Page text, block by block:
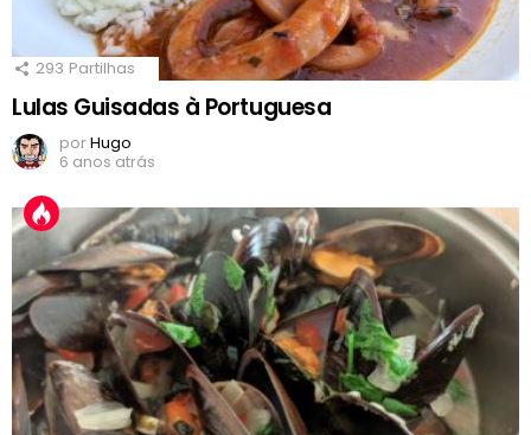
293 Partilhas
Lulas Guisadas à Portuguesa
porHugo
6 anos atrás